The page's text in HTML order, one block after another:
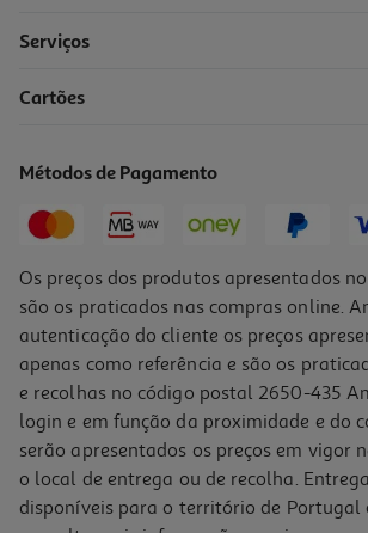
Serviços
Cartões
Métodos de Pagamento
Os preços dos produtos apresentados
são os praticados nas compras online.
autenticação do cliente os preços
apenas como referência e são os
e recolhas no código postal 2650-435
login e em função da proximidade e do
serão apresentados os preços em vigor
o local de entrega ou de recolha.
disponíveis para o território de Portugal